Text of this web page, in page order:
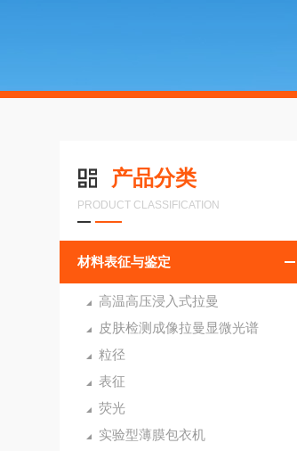
产品分类
PRODUCT CLASSIFICATION
材料表征与鉴定
高温高压浸入式拉曼
皮肤检测成像拉曼显微光谱
粒径
表征
荧光
实验型薄膜包衣机